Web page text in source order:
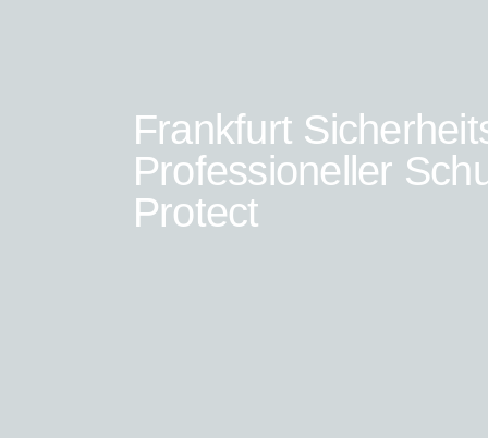
Frankfurt
Professioneller
Protect